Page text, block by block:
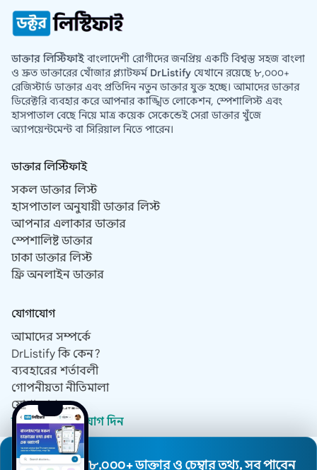
ডাক্তার লিস্টিফাইবাংলাদেশী রোগীদের জনপ্রিয় একটি বিশ্বস্ত সহজ বাংলা
ও দ্রুত ডাক্তারের খোঁজার প্ল্যাটফর্ম DrListify যেখানে রয়েছে ৮,০০০+
রেজিস্টার্ড ডাক্তার এবং প্রতিদিন নতুন ডাক্তার যুক্ত হচ্ছে। আমাদের ডাক্তার
ডিরেক্টরি ব্যবহার করে আপনার কাঙ্খিত লোকেশন, স্পেশালিস্ট এবং
হাসপাতাল বেছে নিয়ে মাত্র কয়েক সেকেন্ডেই সেরা ডাক্তার খুঁজে
অ্যাপয়েন্টমেন্ট বা সিরিয়াল নিতে পারেন।
ডাক্তার লিস্টিফাই
সকল ডাক্তার লিস্ট
হাসপাতাল অনুযায়ী ডাক্তার লিস্ট
আপনার এলাকার ডাক্তার
স্পেশালিষ্ট ডাক্তার
ঢাকা ডাক্তার লিস্ট
ফ্রি অনলাইন ডাক্তার
যোগাযোগ
আমাদের সম্পর্কে
DrListify কি কেন?
ব্যবহারের শর্তাবলী
গোপনীয়তা নীতিমালা
যোগাযোগ
ডাক্তার হিসেবে যোগ দিন
৮,০০০+ ডাক্তার ও চেম্বার তথ্য, সব পাবেন